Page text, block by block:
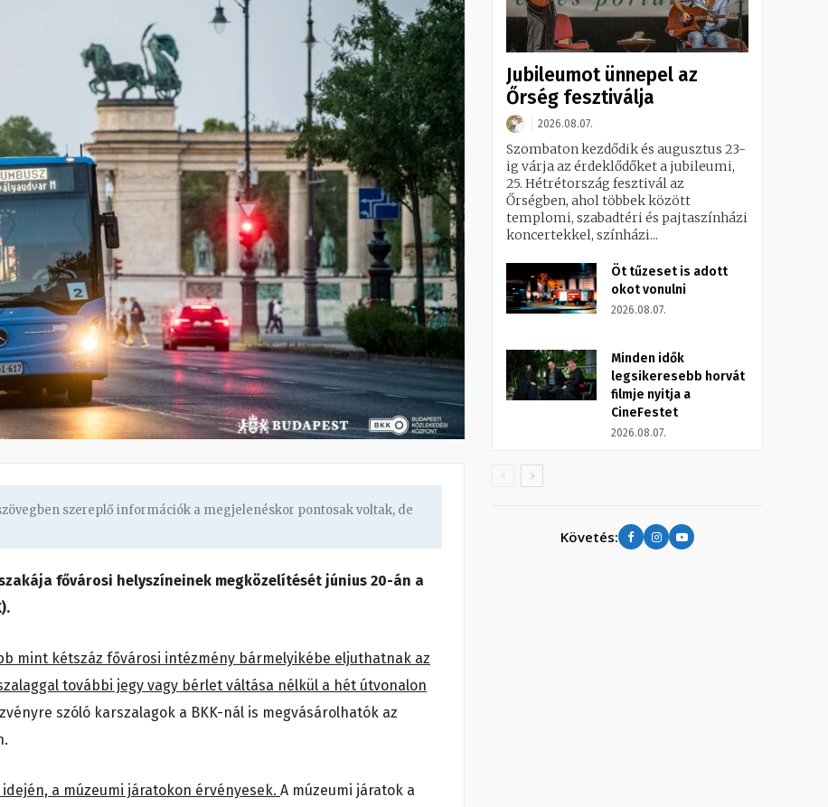
szereplő információk a megjelenéskor pontosak voltak, de
fővárosi helyszíneinek megközelítését június 20-án a
mint kétszáz fővárosi intézmény bármelyikébe eljuthatnak az
további jegy vagy bérlet váltása nélkül a hét útvonalon
szóló karszalagok a BKK-nál is megvásárolhatók az
a múzeumi járatokon érvényesek. A múzeumi járatok a
Jubileumot ünnepel az
Őrség fesztiválja
2026.08.07.
Szombaton kezdődik és augusztus 23-
ig várja az érdeklődőket a jubileumi,
25. Hétrétország fesztivál az
Őrségben, ahol többek között
templomi, szabadtéri és pajtaszínházi
koncertekkel, színházi...
Öt tűzeset is adott
okot vonulni
2026.08.07.
Minden idők
legsikeresebb horvát
filmje nyitja a
CineFestet
2026.08.07.
Követés: